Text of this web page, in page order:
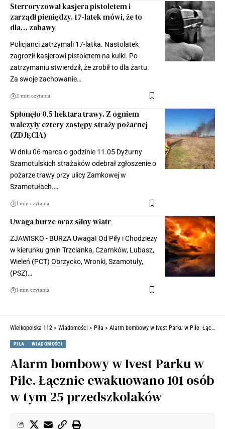
Sterroryzował kasjera pistoletem i
zarządł pieniędzy. 17-latek mówi, że to
dla… zabawy
Policjanci zatrzymali 17-latka. Nastolatek
zagroził kasjerowi pistoletem na kulki. Po
zatrzymaniu stwierdził, że zrobił to dla żartu.
Za swoje zachowanie…
2 min czytania
Spłonęło 0,5 hektara trawy. Z ogniem
walczyły cztery zastępy straży pożarnej
(ZDJĘCIA)
W dniu 06 marca o godzinie 11.05 Dyżurny
Szamotulskich strażaków odebrał zgłoszenie o
pożarze trawy przy ulicy Zamkowej w
Szamotułach.…
1 min czytania
Uwaga burze oraz silny wiatr
ZJAWISKO - BURZA Uwaga! Od Piły i Chodzieży
w kierunku gmin Trzcianka, Czarnków, Lubasz,
Wieleń (PCT) Obrzycko, Wronki, Szamotuły,
(PSZ)…
1 min czytania
Wielkopolska 112 > Wiadomości > Piła > Alarm bombowy w Ivest Parku w Pile. Łącznie ewakuowano 101 osób w tym 25 przedszkolaków
PIŁA WIADOMOŚCI
Alarm bombowy w Ivest Parku w
Pile. Łącznie ewakuowano 101 osób
w tym 25 przedszkolaków